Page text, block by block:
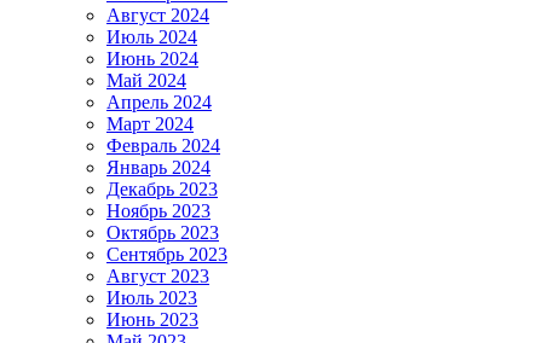
Август 2024
Июль 2024
Июнь 2024
Май 2024
Апрель 2024
Март 2024
Февраль 2024
Январь 2024
Декабрь 2023
Ноябрь 2023
Октябрь 2023
Сентябрь 2023
Август 2023
Июль 2023
Июнь 2023